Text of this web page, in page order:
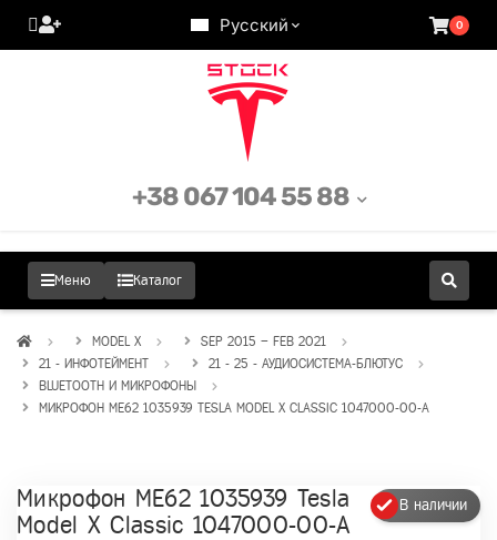
Русский 0
Меню Каталог
+38 067 104 55 88
MODEL X
SEP 2015 – FEB 2021
21 - ИНФОТЕЙМЕНТ
21 - 25 - АУДИОСИСТЕМА-БЛЮТУС
BLUETOOTH И МИКРОФОНЫ
МИКРОФОН МЕ62 1035939 TESLA MODEL X CLASSIC 1047000-00-A
В наличии
Микрофон МЕ62 1035939 Tesla
Model X Classic 1047000-00-A